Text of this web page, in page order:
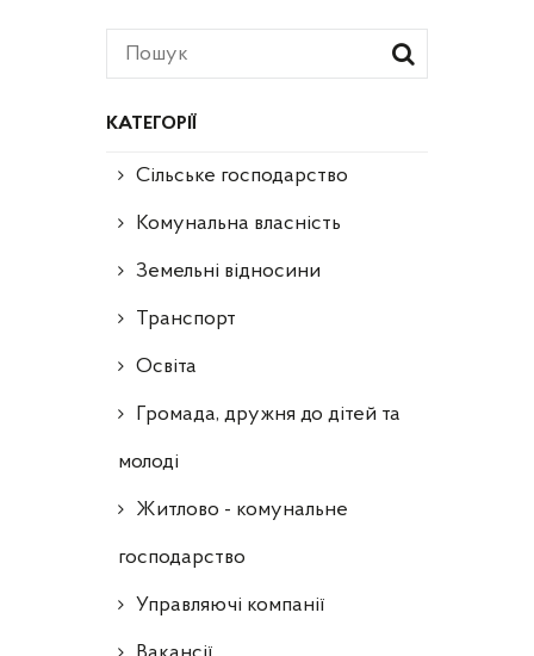
КАТЕГОРІЇ
Сільське господарство
Комунальна власність
Земельні відносини
Транспорт
Освіта
Громада, дружня до дітей та
молоді
Житлово - комунальне
господарство
Управляючі компанії